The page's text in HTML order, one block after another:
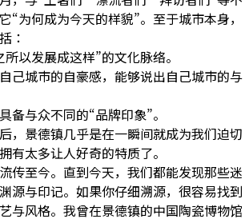
“为何成为今天的样貌”。至于城市本身，
：
以发展成这样”的文化脉络。
城市的自豪感，能够说出自己城市的与
与众不同的“品牌印象”。
，景德镇几乎是在一瞬间就成为我们迫切
有太多让人好奇的特质了。
传至今。直到今天，我们都能发现那些迷
源与印记。如果你仔细溯源，很容易找到
与风格。我曾在景德镇的中国陶瓷博物馆